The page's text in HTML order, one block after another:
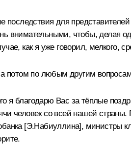
для
внимательными, чтобы, делая
как я уже говорил, мелкого,
потом по любым другим
я благодарю Вас за тёплые
человек со всей нашей
[Э.Набиуллина], министры